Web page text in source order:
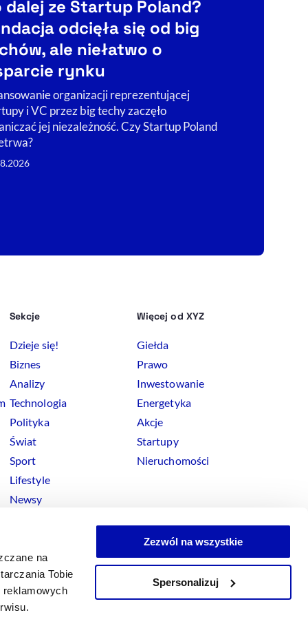
na
Tobie
reklamowych
Zezwól na wszystkie
Spersonalizuj
dalej ze Startup Poland?
odcięła się od big
ale niełatwo o
rynku
organizacji reprezentującej
i VC przez big techy zaczęło
jej niezależność. Czy Startup Poland
Sekcje
Dzieje się!
Biznes
Analizy
Technologia
Polityka
Świat
Sport
Lifestyle
Newsy
Więcej od XYZ
Giełda
Prawo
Inwestowanie
Energetyka
Akcje
Startupy
Nieruchomości
x LinkedinFacebookInstagramYoutube